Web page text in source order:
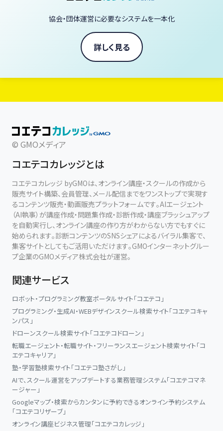
ヴィーガン料理家 庄司いずみ
協会・団体運営に必要なシステムを一本化
詳しく見る
© GMOメディア
コエテコカレッジとは
コエテコカレッジ byGMOは、オンライン講座・スクールの作成から
販売サイト構築、会員管理、メール配信までをワンストップで実現す
るコンテンツ販売・動画販売プラットフォームです。AIエージェント
（AI執事）が講座作成・問題集作成・診断作成・講座ブラッシュアップ
を自動実行し、オンライン講座の作り方がわからない方でもすぐに
始められます。診断コンテンツのSNSシェアによるバイラル集客で、
集客サイトとしてもご活用いただけます。GMOインターネットグルー
プ企業のGMOメディア株式会社が運営。
関連サービス
ロボット・プログラミング教室ポータルサイト「コエテコ」
プログラミング・生成AI・WEBデザインスクール検索サイト「コエテコキャ
ンパス」
ドローンスクール検索サイト「コエテコドローン」
転職エージェント・転職サイト・フリーランスエージェント検索サイト「コ
エテコキャリア」
塾・学習塾検索サイト「コエテコ塾さがし」
AIで、スクール運営をアップデートする業務管理システム「コエテコマネ
ージャー」
Googleマップ・検索からカンタンに予約できるオンライン予約システム
「コエテコリザーブ」
オンライン講座ビジネス管理「コエテコカレッジ」